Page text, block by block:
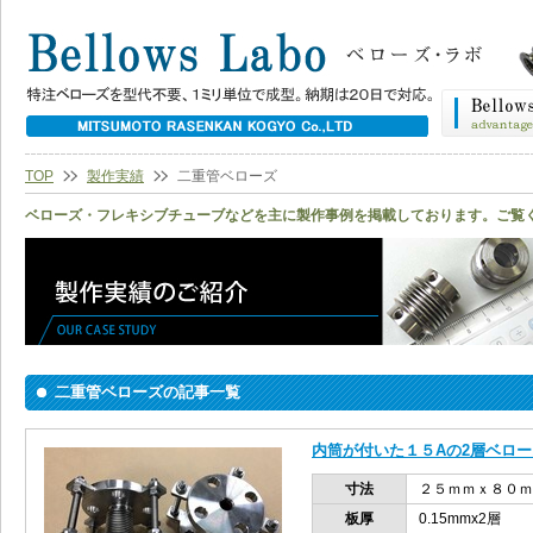
TOP 製作実績 二重管ベローズ
ベローズ・フレキシブチューブなどを主に製作事例を掲載しております。ご覧
二重管ベローズの記事一覧
内筒が付いた１５Aの2層ベロ
寸法
２５ｍｍｘ８０
板厚
0.15mmx2層